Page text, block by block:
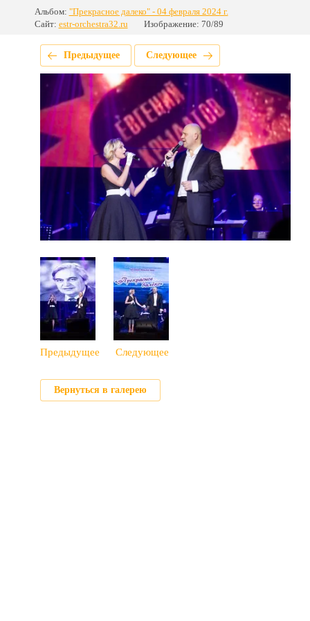
Альбом: "Прекрасное далеко" - 04 февраля 2024 г.
Сайт: estr-orchestra32.ru Изображение: 70/89
Предыдущее Следующее
Предыдущее Следующее
Вернуться в галерею